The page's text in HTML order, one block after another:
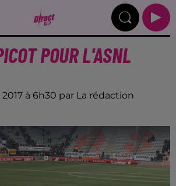
POUR L'ASNL
à 6h30 par La rédaction